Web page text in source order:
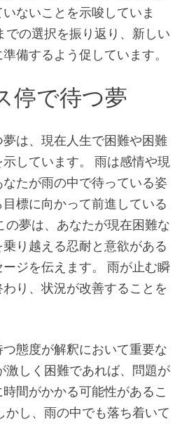
ないことを示唆していま
での選択を振り返り、新しい
備するよう促しています。
停で待つ夢
は、現在人生で困難や困難
しています。 雨は感情や現
たが雨の中で待っている姿
標に向かって前進している
の夢は、あなたが現在困難な
り越える忍耐と意欲がある
ジを伝えます。 雨が止む瞬
り、状況が改善することを
態度が解釈において重要な
激しく困難であれば、問題が
間がかかる可能性があるこ
かし、雨の中でも落ち着いて